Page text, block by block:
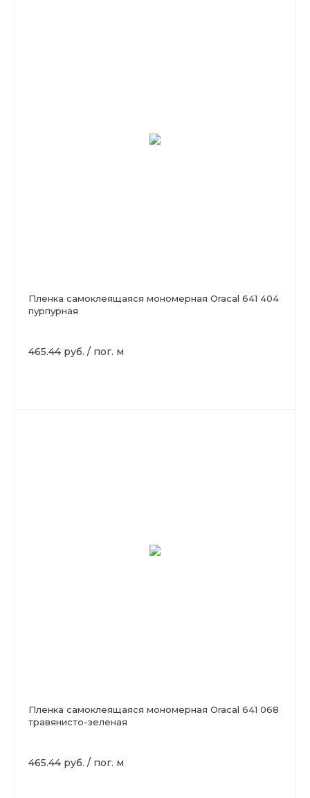
Пленка самоклеящаяся мономерная Oracal 641 404
пурпурная
465.44 руб. / пог. м
Пленка самоклеящаяся мономерная Oracal 641 068
травянисто-зеленая
465.44 руб. / пог. м